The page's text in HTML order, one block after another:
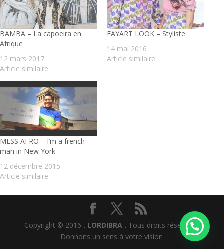
BAMBA – La capoeira en
Afrique
12 mars 2017
Article similaire
FAYART LOOK – Styliste
14 mai 2016
Article similaire
MESS AFRO – I’m a french
man in New York
12 décembre 2015
Article similaire
Copyright © 2016 . LORDIBRA . Tous droits réservés I
Donnons un sens à votre vision